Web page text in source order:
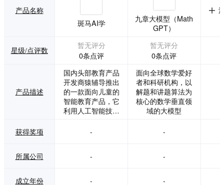
产品名称
斑马AI学
九章大模型（Math
GPT）
星级/点评数
暂无评分
0条点评
暂无评分
0条点评
产品描述
国内头部教育产品
开发商猿辅导推出
的一款面向儿童的
智能教育产品，它
利用人工智能技术
面向全球数学爱好
者和科研机构，以
解题和讲题算法为
核心的数学垂直领
域的大模型
获得奖项 - -
所属公司 - -
成立年份 - -